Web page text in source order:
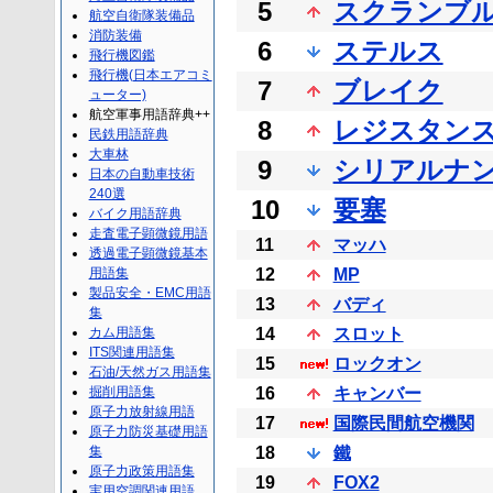
5
スクランブ
6
ステルス
7
ブレイク
8
レジスタン
9
シリアルナ
10
要塞
11
マッハ
12
MP
13
バディ
14
スロット
15
ロックオン
16
キャンバー
17
国際民間航空機関
18
鐵
19
FOX2
航空自衛隊装備品
消防装備
飛行機図鑑
飛行機(日本エアコミ
ューター)
航空軍事用語辞典++
民鉄用語辞典
大車林
日本の自動車技術
240選
バイク用語辞典
走査電子顕微鏡用語
透過電子顕微鏡基本
用語集
製品安全・EMC用語
集
カム用語集
ITS関連用語集
石油/天然ガス用語集
掘削用語集
原子力放射線用語
原子力防災基礎用語
集
原子力政策用語集